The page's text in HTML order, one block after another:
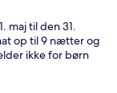
maj til den 31.
op til 9 nætter og
ikke for børn